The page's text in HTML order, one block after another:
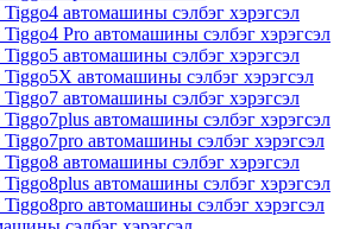
Tiggo4 автомашины сэлбэг хэрэгсэл
Pro автомашины сэлбэг хэрэгсэл
Tiggo5 автомашины сэлбэг хэрэгсэл
Tiggo5X автомашины сэлбэг хэрэгсэл
Tiggo7 автомашины сэлбэг хэрэгсэл
автомашины сэлбэг хэрэгсэл
Tiggo7pro автомашины сэлбэг хэрэгсэл
Tiggo8 автомашины сэлбэг хэрэгсэл
автомашины сэлбэг хэрэгсэл
Tiggo8pro автомашины сэлбэг хэрэгсэл